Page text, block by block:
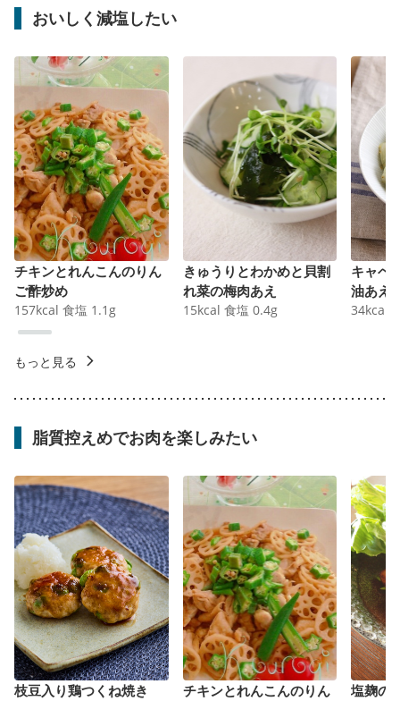
おいしく減塩したい
チキンとれんこんのりん
ご酢炒め
157kcal 食塩 1.1 g
きゅうりとわかめと貝割
れ菜の梅肉あえ
15kcal 食塩 0.4g
キャベ
油あえ
34kcal
もっと見る
脂質控えめでお肉を楽しみたい
枝豆入り鶏つくね焼き
チキンとれんこんのりん
塩麹の